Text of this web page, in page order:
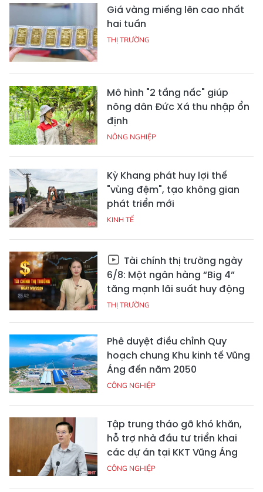
Giá vàng miếng lên cao nhất
hai tuần
THỊ TRƯỜNG
Mô hình "2 tầng nấc" giúp
nông dân Đức Xá thu nhập ổn
định
NÔNG NGHIỆP
Kỳ Khang phát huy lợi thế
"vùng đệm", tạo không gian
phát triển mới
KINH TẾ
Tài chính thị trường ngày
6/8: Một ngân hàng “Big 4”
tăng mạnh lãi suất huy động
THỊ TRƯỜNG
Phê duyệt điều chỉnh Quy
hoạch chung Khu kinh tế Vũng
Áng đến năm 2050
CÔNG NGHIỆP
Tập trung tháo gỡ khó khăn,
hỗ trợ nhà đầu tư triển khai
các dự án tại KKT Vũng Áng
CÔNG NGHIỆP